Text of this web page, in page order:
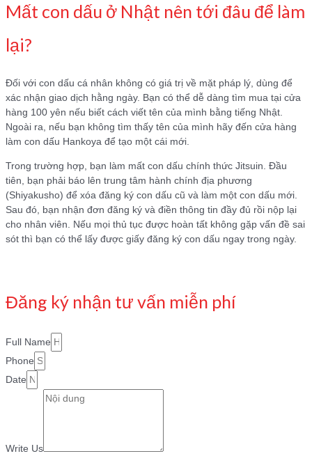
Mất con dấu ở Nhật nên tới đâu để làm
lại?
Đối với con dấu cá nhân không có giá trị về mặt pháp lý, dùng để
xác nhận giao dịch hằng ngày. Bạn có thể dễ dàng tìm mua tại cửa
hàng 100 yên nếu biết cách viết tên của mình bằng tiếng Nhật.
Ngoài ra, nếu bạn không tìm thấy tên của mình hãy đến cửa hàng
làm con dấu Hankoya để tạo một cái mới.
Trong trường hợp, bạn làm mất con dấu chính thức Jitsuin. Đầu
tiên, bạn phải báo lên trung tâm hành chính địa phương
(Shiyakusho) để xóa đăng ký con dấu cũ và làm một con dấu mới.
Sau đó, bạn nhận đơn đăng ký và điền thông tin đầy đủ rồi nộp lại
cho nhân viên. Nếu mọi thủ tục được hoàn tất không gặp vấn đề sai
sót thì bạn có thể lấy được giấy đăng ký con dấu ngay trong ngày.
Đăng ký nhận tư vấn miễn phí
Full Name
Phone
Date
Write Us